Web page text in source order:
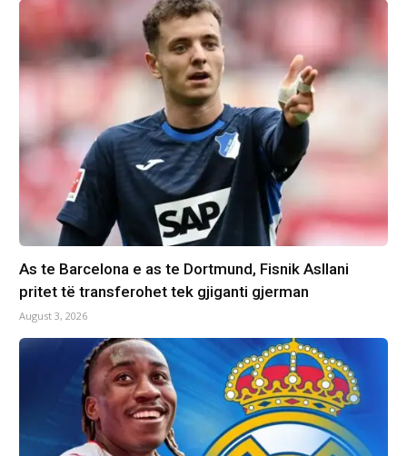
As te Barcelona e as te Dortmund, Fisnik Asllani
pritet të transferohet tek gjiganti gjerman
August 3, 2026